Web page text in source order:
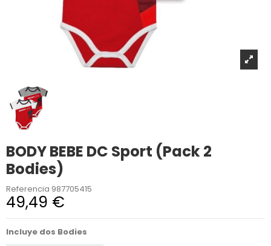
BODY BEBE DC Sport (Pack 2
Bodies)
Referencia 987705415
49,49 €
Incluye dos Bodies